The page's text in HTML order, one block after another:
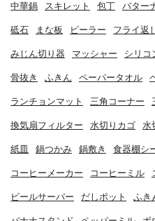
中華鍋 スキレット 包丁 バター
砥石 まな板 ピーラー フライ返
みじん切り器 マッシャー シリコ
骨抜き ふきん ペーパータオル
ランチョンマット 三角コーナー
換気扇フィルター 水切りカゴ 水
紙皿 鍋つかみ 鍋敷き 食器棚シ
コーヒーメーカー コーヒーミル
ビールサーバー だしポット ふき